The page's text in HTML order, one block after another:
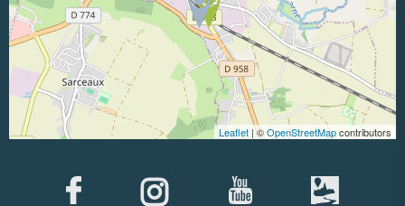
Leaflet | ©OpenStreetMapcontributors